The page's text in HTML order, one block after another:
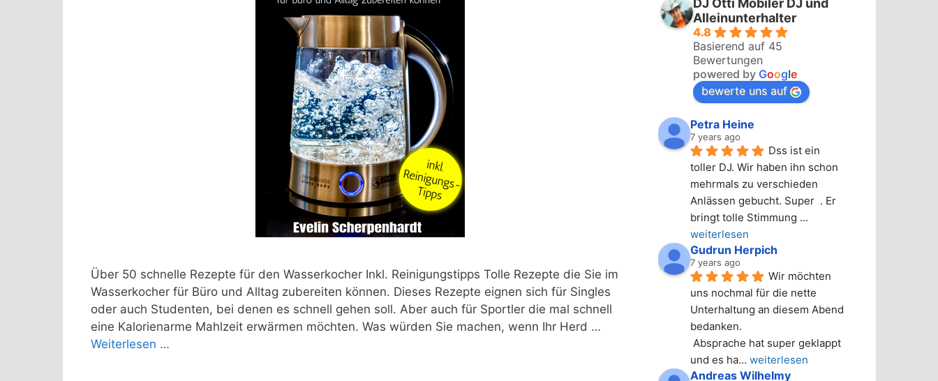
Über 50 schnelle Rezepte für den Wasserkocher Inkl. Reinigungstipps Tolle Rezepte die Sie im
Wasserkocher für Büro und Alltag zubereiten können. Dieses Rezepte eignen sich für Singles
oder auch Studenten, bei denen es schnell gehen soll. Aber auch für Sportler die mal schnell
eine Kalorienarme Mahlzeit erwärmen möchten. Was würden Sie machen, wenn Ihr Herd …
Weiterlesen …
DJ Otti Mobiler DJ und
Alleinunterhalter
4.8
Basierend auf 45
Bewertungen
powered by Google
bewerte uns auf
Petra Heine
7 years ago
Dss ist ein
toller DJ. Wir haben ihn schon
mehrmals zu verschieden
Anlässen gebucht. Super  . Er
bringt tolle Stimmung
weiterlesen
Gudrun Herpich
7 years ago
Wir möchten
uns nochmal für die nette
Unterhaltung an diesem Abend
bedanken.
Absprache hat super geklappt
und es ha... weiterlesen
Andreas Wilhelmy